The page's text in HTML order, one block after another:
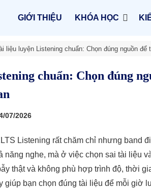
GIỚI THIỆU KHÓA HỌC
liệu luyện Listening chuẩn: Chọn đúng nguồn
chuẩn: Chọn đúng
07/2026
Listening rất chăm chỉ nhưng band
nghe, mà ở việc chọn sai tài liệu
thật và không phù hợp trình độ, thời
giúp bạn chọn đúng tài liệu để mỗi giờ